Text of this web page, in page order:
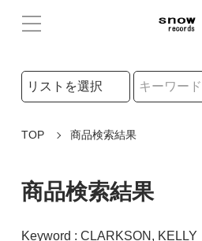
検索リストの選択
TOP 商品検索結果
商品検索結果
Keyword : CLARKSON, KELLY